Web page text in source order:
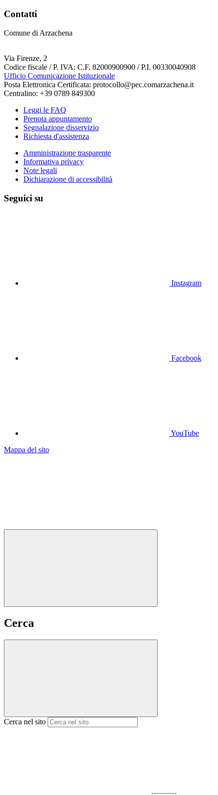
Contatti
Comune di Arzachena
Via Firenze, 2
Codice fiscale / P. IVA: C.F. 82000900900 / P.I. 00330040908
Ufficio Comunicazione Istituzionale
Posta Elettronica Certificata: protocollo@pec.comarzachena.it
Centralino: +39 0789 849300
Leggi le FAQ
Prenota appuntamento
Segnalazione disservizio
Richiesta d'assistenza
Amministrazione trasparente
Informativa privacy
Note legali
Dichiarazione di accessibilità
Seguici su
Instagram
Facebook
YouTube
Mappa del sito
Cerca
Cerca nel sito